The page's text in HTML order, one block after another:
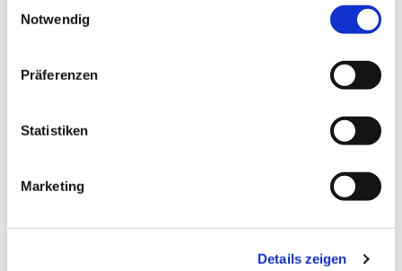
Notwendig
Präferenzen
Statistiken
Marketing
Details zeigen
Dies könnte Sie auch